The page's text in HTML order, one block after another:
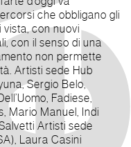
che obbligano gli
con nuovi
con il senso di una
non permette
Sergio Belo,
Fadiese,
Mario Manuel, Indi
sede
Laura Casini